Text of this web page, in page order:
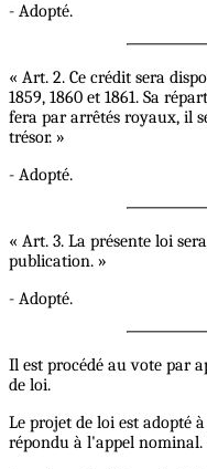
- Adopté.
« Art. 2. Ce crédit sera
1859, 1860 et 1861. Sa
fera par arrêtés royaux, il
trésor. »
- Adopté.
« Art. 3. La présente loi
publication. »
- Adopté.
Il est procédé au vote par
de loi.
Le projet de loi est adopté
répondu à l'appel nominal.